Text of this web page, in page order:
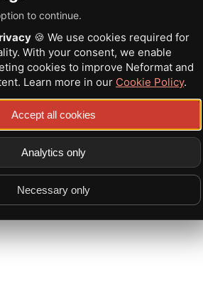
to continue.
🍪 We use cookies required for
With your consent, we enable
cookies to improve Neformat and
Learn more in our Cookie Policy.
Accept all cookies
Analytics only
Necessary only